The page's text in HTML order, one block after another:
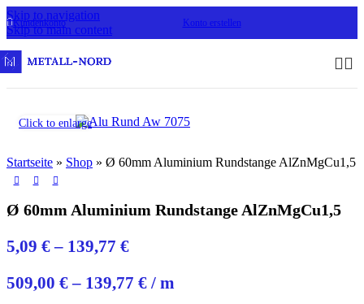
Skip to navigation
Skip to main content
Kundenkonto Konto erstellen
Click to enlarge
Startseite » Shop » Ø 60mm Aluminium Rundstange AlZnMgCu1,5
Ø 60mm Aluminium Rundstange AlZnMgCu1,5
5,09 €– 139,77 €
509,00 €– 139,77 € / m